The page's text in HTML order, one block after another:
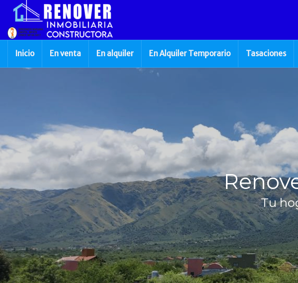
Inicio En venta En alquiler En Alquiler Temporario Tasaciones
Tu